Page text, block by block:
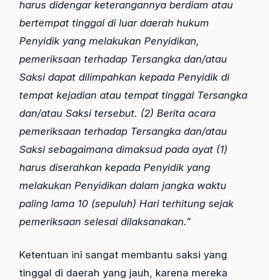
harus didengar keterangannya berdiam atau
bertempat tinggal di luar daerah hukum
Penyidik yang melakukan Penyidikan,
pemeriksaan terhadap Tersangka dan/atau
Saksi dapat dilimpahkan kepada Penyidik di
tempat kejadian atau tempat tinggal Tersangka
dan/atau Saksi tersebut. (2) Berita acara
pemeriksaan terhadap Tersangka dan/atau
Saksi sebagaimana dimaksud pada ayat (1)
harus diserahkan kepada Penyidik yang
melakukan Penyidikan dalam jangka waktu
paling lama 10 (sepuluh) Hari terhitung sejak
pemeriksaan selesai dilaksanakan.”
Ketentuan ini sangat membantu saksi yang
tinggal di daerah yang jauh, karena mereka